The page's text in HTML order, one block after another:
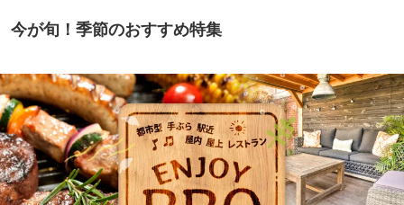
今が旬！季節のおすすめ特集